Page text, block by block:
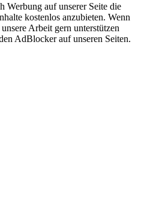
Werbung auf unserer Seite die
kostenlos anzubieten. Wenn
Arbeit gern unterstützen
AdBlocker auf unseren Seiten.